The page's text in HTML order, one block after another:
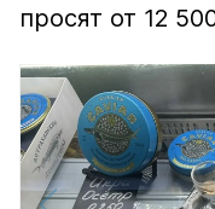
просят от 12